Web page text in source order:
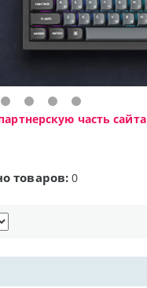
часть сайта
товаров: 0